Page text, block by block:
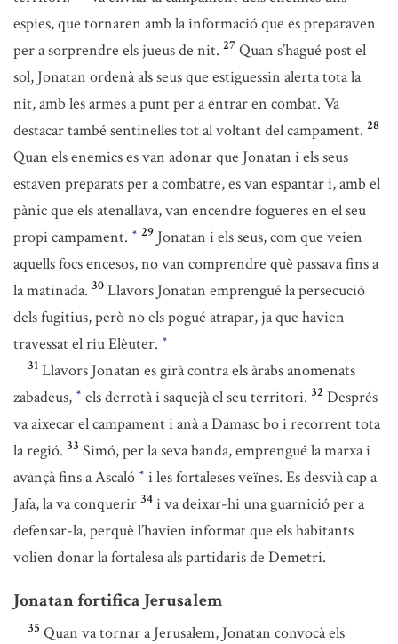
espies, que tornaren amb la informació que es preparaven
per a sorprendre els jueus de nit. 27 Quan s’hagué post el
sol, Jonatan ordenà als seus que estiguessin alerta tota la
nit, amb les armes a punt per a entrar en combat. Va
destacar també sentinelles tot al voltant del campament. 28
Quan els enemics es van adonar que Jonatan i els seus
estaven preparats per a combatre, es van espantar i, amb el
pànic que els atenallava, van encendre fogueres en el seu
propi campament. * 29 Jonatan i els seus, com que veien
aquells focs encesos, no van comprendre què passava fins a
la matinada. 30 Llavors Jonatan emprengué la persecució
dels fugitius, però no els pogué atrapar, ja que havien
travessat el riu Elèuter. *
31 Llavors Jonatan es girà contra els àrabs anomenats
zabadeus, * els derrotà i saquejà el seu territori. 32 Després
va aixecar el campament i anà a Damasc bo i recorrent tota
la regió. 33 Simó, per la seva banda, emprengué la marxa i
avançà fins a Ascaló * i les fortaleses veïnes. Es desvià cap a
Jafa, la va conquerir 34 i va deixar-hi una guarnició per a
defensar-la, perquè l’havien informat que els habitants
volien donar la fortalesa als partidaris de Demetri.
Jonatan fortifica Jerusalem
35 Quan va tornar a Jerusalem, Jonatan convocà els